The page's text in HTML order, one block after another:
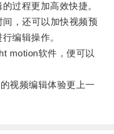
过程更加高效快捷。
，还可以加快视频预
编辑操作。
软件，便可以
视频编辑体验更上一